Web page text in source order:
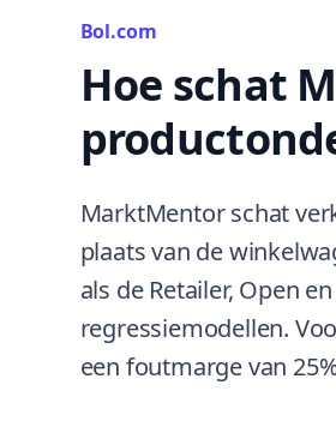
Bol.com
Hoe schat
MarktMentor schat
plaats van de
als de Retailer, Open
regressiemodellen.
een foutmarge van